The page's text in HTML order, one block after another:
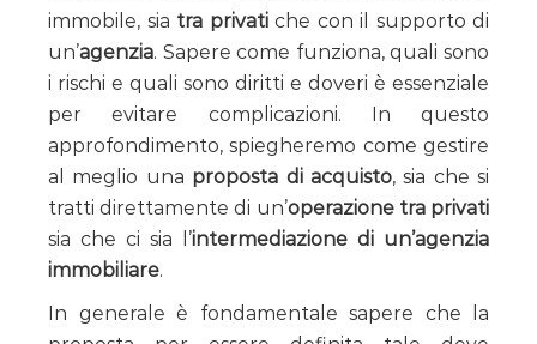
immobile, sia tra privatiche con il supporto di
un’agenzia. Sapere come funziona, quali sono
i rischi e quali sono diritti e doveri è essenziale
per evitare complicazioni. In questo
approfondimento, spiegheremo come gestire
al meglio una proposta di acquisto, sia che si
tratti direttamente di un’operazione tra privati
sia che ci sia l’intermediazione di un’agenzia
immobiliare.
In generale è fondamentale sapere che la